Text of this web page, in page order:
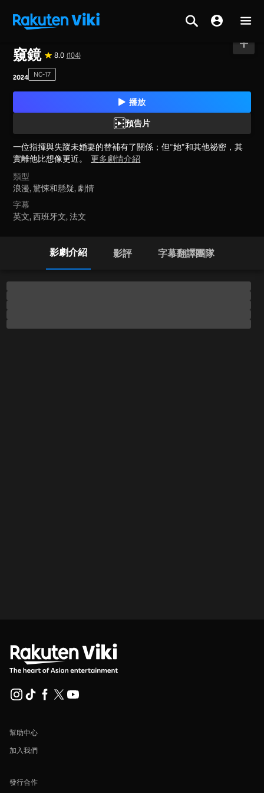
窺鏡 8.0 (104)
2024 NC-17
播放
預告片
一位指揮與失蹤未婚妻的替補有了關係；但“她”和其他祕密，其
實離他比想像更近。
更多劇情介紹
類型
浪漫,驚悚和懸疑, 劇情
字幕
英文, 西班牙文, 法文
影劇介紹 影評 字幕翻譯團隊
幫助中心
加入我們
發行合作